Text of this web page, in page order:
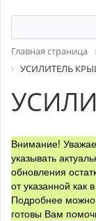
Главная страница
УСИЛИТЕЛЬ
Внимание!
указывать
обновления
от указанной
Подробнее
готовы Вам